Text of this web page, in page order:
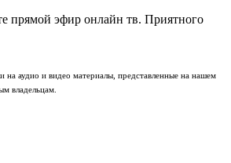
прямой эфир онлайн тв. Приятного
аудио и видео материалы, представленные на нашем
владельцам.